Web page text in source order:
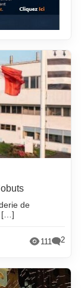
de
[…]
111 2